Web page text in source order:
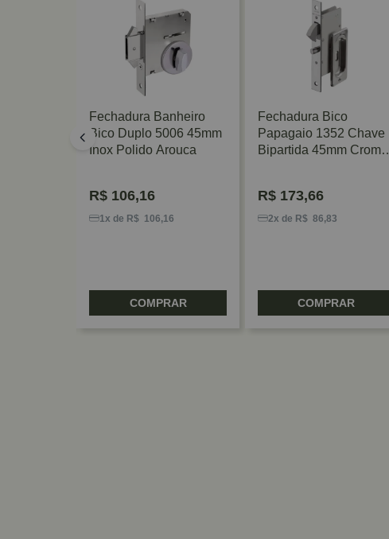
Fechadura Banheiro
Bico Duplo 5006 45mm
Inox Polido Arouca
R$ 106,16
1x de R$ 106,16
COMPRAR
Fechadura Bico
Papagaio 1352 Chave
Bipartida 45mm Cromo
R$173,66
2x de R$ 86,83
COMPRAR